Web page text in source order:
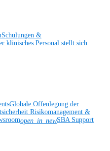
Schulungen &
klinisches Personal stellt sich
Globale Offenlegung der
Risikomanagement &
open_in_newSBA Support